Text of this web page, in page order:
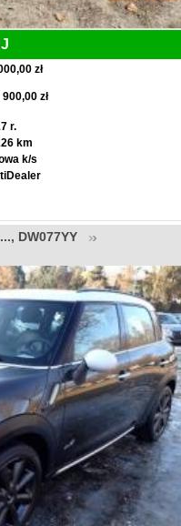
zł
900,00 zł
r.
km
k/s
DW077YY